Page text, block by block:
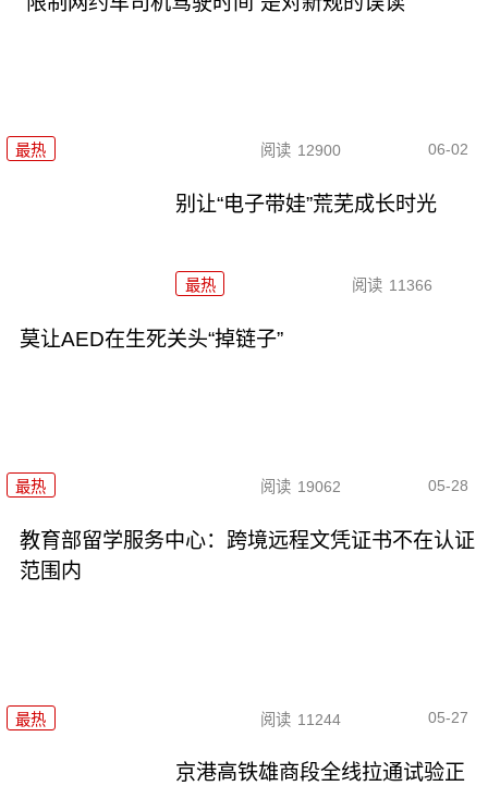
最热 阅读 12900 06-02
别让“电子带娃”荒芜成长时光
最热 阅读 11366
莫让AED在生死关头“掉链子”
最热 阅读 19062 05-28
教育部留学服务中心：跨境远程文凭证书不在认证
范围内
最热 阅读 11244 05-27
京港高铁雄商段全线拉通试验正